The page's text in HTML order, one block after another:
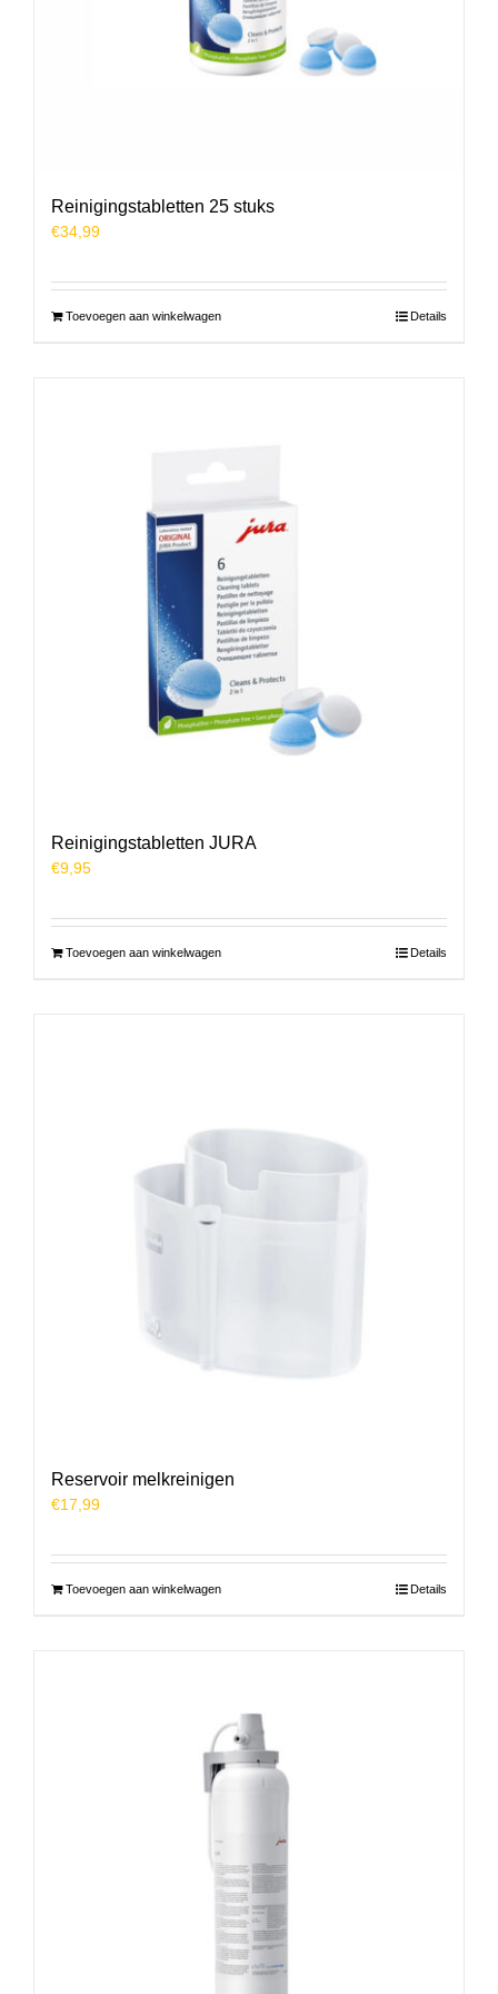
Reinigingstabletten 25 stuks
€34,99
Toevoegen aan winkelwagen Details
Reinigingstabletten JURA
€9,95
Toevoegen aan winkelwagen Details
Reservoir melkreinigen
€17,99
Toevoegen aan winkelwagen Details